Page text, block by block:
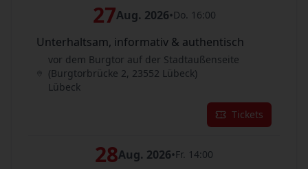
27Aug. 2026•Do. 16:00
Unterhaltsam, informativ & authentisch
vor dem Burgtor auf der Stadtaußenseite
(Burgtorbrücke 2, 23552 Lübeck)
Lübeck
Tickets
28Aug. 2026•Fr. 14:00